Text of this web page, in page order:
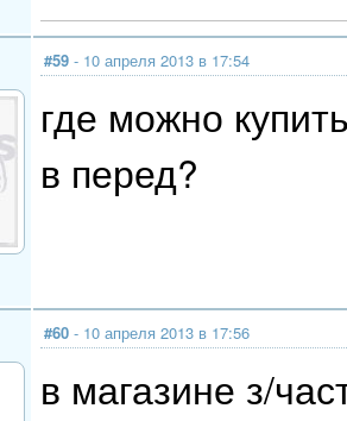
#59 - 10 апреля 2013 в 17:54
где можно
в перед?
#60 - 10 апреля 2013 в 17:56
в магазине з/